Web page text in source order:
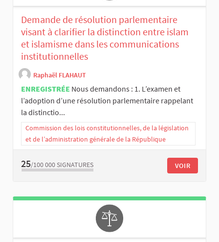
Demande de résolution parlementaire
visant à clarifier la distinction entre islam
et islamisme dans les communications
institutionnelles
Raphaël FLAHAUT
ENREGISTRÉE Nous demandons : 1. L’examen et
l’adoption d’une résolution parlementaire rappelant
la distinctio...
Commission des lois constitutionnelles, de la législation
et de l’administration générale de la République
25/100 000 SIGNATURES VOIR